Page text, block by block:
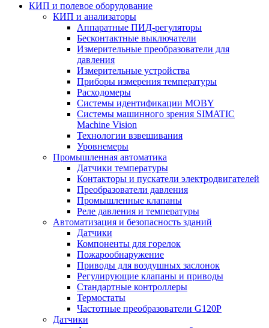
КИП и полевое оборудование
КИП и анализаторы
Аппаратные ПИД-регуляторы
Бесконтактные выключатели
Измерительные преобразователи для
давления
Измерительные устройства
Приборы измерения температуры
Расходомеры
Системы идентификации MOBY
Системы машинного зрения SIMATIC
Machine Vision
Технологии взвешивания
Уровнемеры
Промышленная автоматика
Датчики температуры
Контакторы и пускатели электродвигателей
Преобразователи давления
Промышленные клапаны
Реле давления и температуры
Автоматизация и безопасность зданий
Датчики
Компоненты для горелок
Пожарообнаружение
Приводы для воздушных заслонок
Регулирующие клапаны и приводы
Стандартные контроллеры
Термостаты
Частотные преобразователи G120P
Датчики